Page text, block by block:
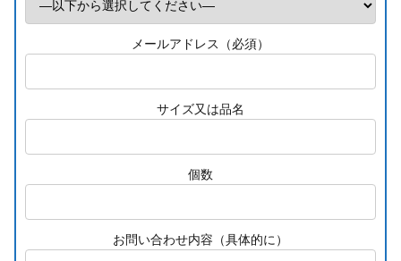
メールアドレス（必須）
サイズ又は品名
個数
お問い合わせ内容（具体的に）